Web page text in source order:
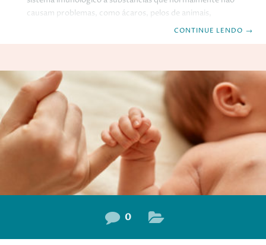
causam problemas, como ácaros, pelos de animais,
alimentos, medicamentos, etc. Essas substâncias são
seu filho também pode ter. A resposta é: depende. A
alergia é uma condição que tem uma influência genética,
mas também ambiental. Isso significa que o seu filho pode
CONTINUE LENDO →
0